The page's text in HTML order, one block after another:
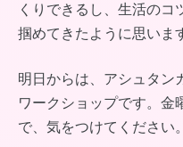
くりできるし、生活のコ
掴めてきたように思い
明日からは、アシュタン
ワークショップです。金
で、気をつけてください。